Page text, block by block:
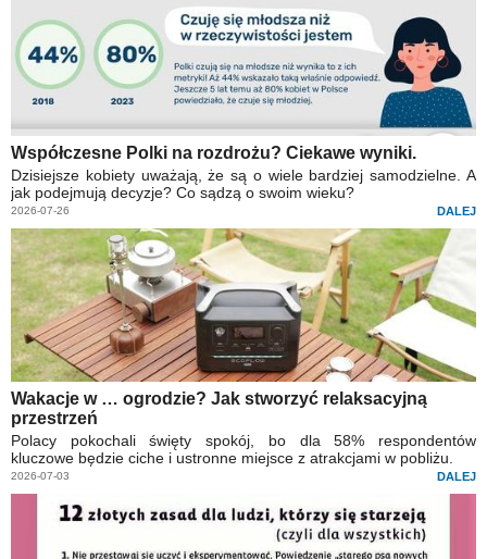
Współczesne Polki na rozdrożu? Ciekawe wyniki.
Dzisiejsze kobiety uważają, że są o wiele bardziej samodzielne. A
jak podejmują decyzje? Co sądzą o swoim wieku?
2026-07-26 DALEJ
Wakacje w … ogrodzie? Jak stworzyć relaksacyjną
przestrzeń
Polacy pokochali święty spokój, bo dla 58% respondentów
kluczowe będzie ciche i ustronne miejsce z atrakcjami w pobliżu.
2026-07-03 DALEJ